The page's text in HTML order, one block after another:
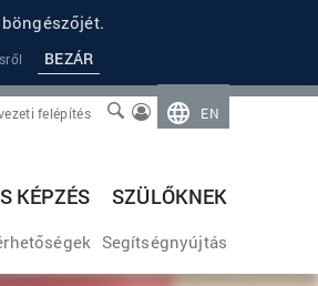
BEZÁR
EN
felépítés
KÉPZÉS SZÜLŐKNEK
Segítségnyújtás